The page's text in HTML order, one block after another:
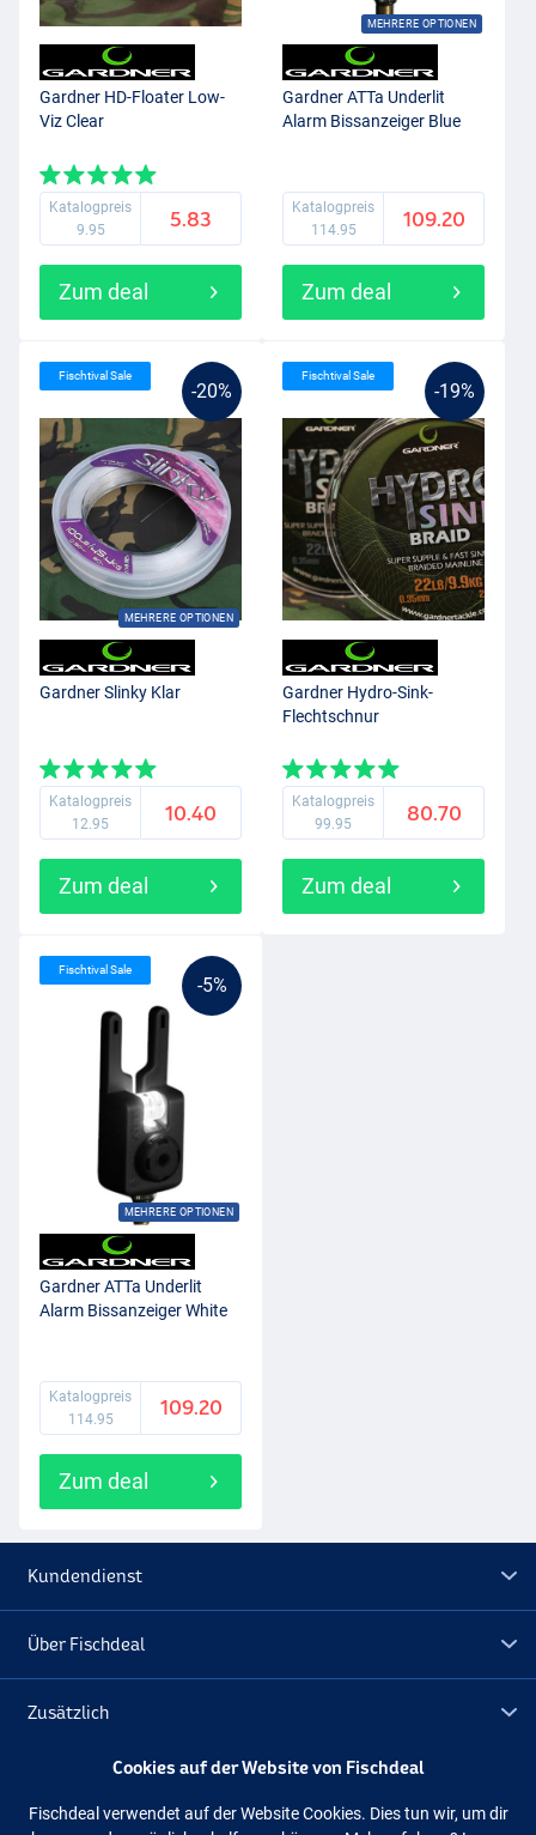
Gardner HD-Floater Low-
Viz Clear
Katalogpreis
9.95
5.83
Zum deal
MEHRERE OPTIONEN
Gardner ATTa Underlit
Alarm Bissanzeiger Blue
Katalogpreis
114.95
109.20
Zum deal
-20%
MEHRERE OPTIONEN
Fischtival Sale
Gardner Slinky Klar
Katalogpreis
12.95
10.40
Zum deal
-19%
Fischtival Sale
Gardner Hydro-Sink-
Flechtschnur
Katalogpreis
99.95
80.70
Zum deal
-5%
MEHRERE OPTIONEN
Fischtival Sale
Gardner ATTa Underlit
Alarm Bissanzeiger White
Katalogpreis
114.95
109.20
Zum deal
Kundendienst
Über Fischdeal
Zusätzlich
Lagerräumung
Cookies auf der Website von Fischdeal
Fischdeal verwendet auf der Website Cookies. Dies tun wir, um dir